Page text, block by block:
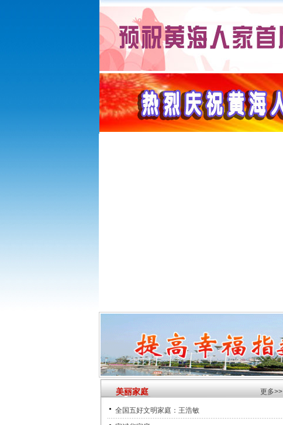
美丽家庭 更多>>
全国五好文明家庭：王浩敏